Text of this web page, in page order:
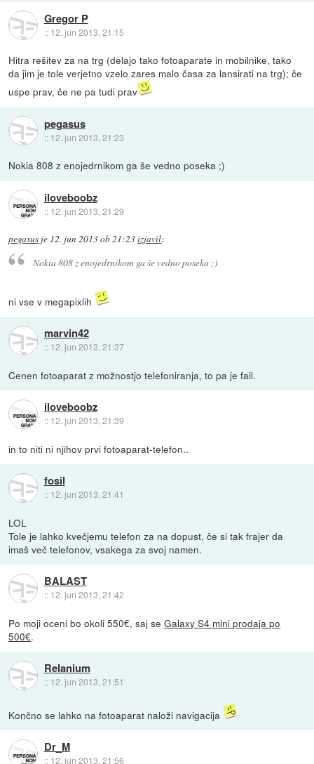
Gregor P
:: 12. jun 2013, 21:15
Hitra rešitev za na trg (delajo tako fotoaparate in mobilnike, tako
da jim je tole verjetno vzelo zares malo časa za lansirati na trg); če
uspe prav, če ne pa tudi prav
pegasus
:: 12. jun 2013, 21:23
Nokia 808 z enojedrnikom ga še vedno poseka ;)
iloveboobz
:: 12. jun 2013, 21:29
pegasus je 12. jun 2013 ob 21:23izjavil:
Nokia 808 z enojedrnikom ga še vedno poseka ;)
ni vse v megapixlih
marvin42
:: 12. jun 2013, 21:37
Cenen fotoaparat z možnostjo telefoniranja, to pa je fail.
iloveboobz
:: 12. jun 2013, 21:39
in to niti ni njihov prvi fotoaparat-telefon..
fosil
:: 12. jun 2013, 21:41
LOL
Tole je lahko kvečjemu telefon za na dopust, če si tak frajer da
imaš več telefonov, vsakega za svoj namen.
BALAST
:: 12. jun 2013, 21:42
Po moji oceni bo okoli 550€, saj seGalaxy S4 mini prodaja po
500€.
Relanium
:: 12. jun 2013, 21:51
Končno se lahko na fotoaparat naloži navigacija
Dr_M
:: 12. jun 2013, 21:56